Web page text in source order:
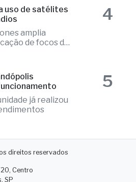
uso de satélites
amplia
de focos de
4
já realizou
5
direitos reservados
Centro
SP